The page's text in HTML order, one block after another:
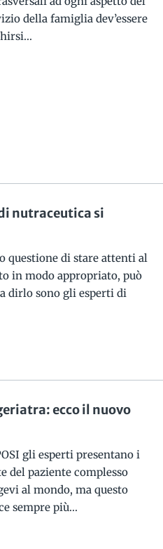
della famiglia dev’essere
nutraceutica si
questione di stare attenti al
in modo appropriato, può
dirlo sono gli esperti di
ecco il nuovo
gli esperti presentano i
del paziente complesso
al mondo, ma questo
sempre più...